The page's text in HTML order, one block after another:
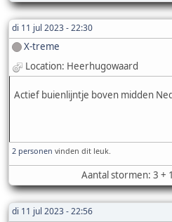
di 11 jul 2023 - 22:30
X-treme
Location: Heerhugowaard
Actief buienlijntje boven midden
2 personen vinden dit leuk.
Aantal stormen: 3 +
di 11 jul 2023 - 22:56